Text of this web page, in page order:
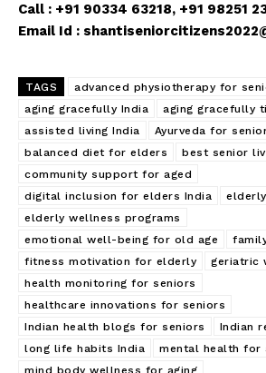
Call : +91 90334 63218, +91 98251
Email Id :
TAGS
advanced physiotherapy for
aging gracefully India
aging gracefully
assisted living India
Ayurveda for
balanced diet for elders
best senior
community support for aged
digital inclusion for elders India
elderly wellness programs
emotional well-being for old age
fitness motivation for elderly
geriatric
health monitoring for seniors
healthcare innovations for seniors
Indian health blogs for seniors
Indian
long life habits India
mental health for